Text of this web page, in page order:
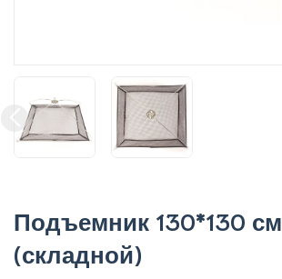
Подъемник 130*130 см
(складной)